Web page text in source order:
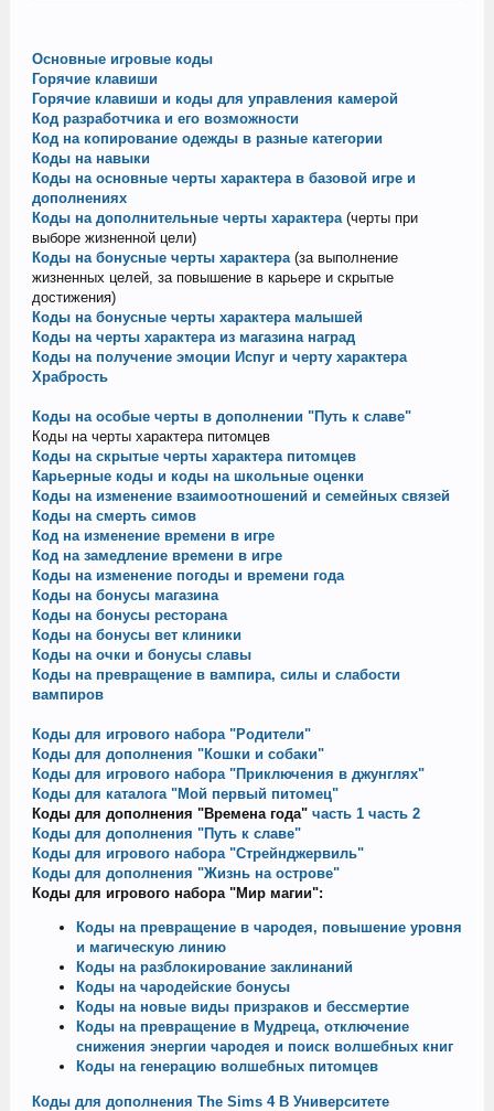
Основные игровые коды
Горячие клавиши
Горячие клавиши и коды для управления камерой
Код разработчика и его возможности
Код на копирование одежды в разные категории
Коды на навыки
Коды на основные черты характера в базовой игре и
дополнениях
Коды на дополнительные черты характера(черты при
выборе жизненной цели)
Коды на бонусные черты характера(за выполнение
жизненных целей, за повышение в карьере и скрытые
достижения)
Коды на бонусные черты характера малышей
Коды на черты характера из магазина наград
Коды на получение эмоции Испуг и черту характера
Храбрость
Коды на особые черты в дополнении "Путь к славе"
Коды на черты характера питомцев
Коды на скрытые черты характера питомцев
Карьерные коды и коды на школьные оценки
Коды на изменение взаимоотношений и семейных связей
Коды на смерть симов
Код на изменение времени в игре
Код на замедление времени в игре
Коды на изменение погоды и времени года
Коды на бонусы магазина
Коды на бонусы ресторана
Коды на бонусы вет клиники
Коды на очки и бонусы славы
Коды на превращение в вампира, силы и слабости
вампиров
Коды для игрового набора "Родители"
Коды для дополнения "Кошки и собаки"
Коды для игрового набора "Приключения в джунглях"
Коды для каталога "Мой первый питомец"
Коды для дополнения "Времена года"часть 1 часть 2
Коды для дополнения "Путь к славе"
Коды для игрового набора "Стрейнджервиль"
Коды для дополнения "Жизнь на острове"
Коды для игрового набора "Мир магии":
Коды на превращение в чародея, повышение уровня
и магическую линию
Коды на разблокирование заклинаний
Коды на чародейские бонусы
Коды на новые виды призраков и бессмертие
Коды на превращение в Мудреца, отключение
снижения энергии чародея и поиск волшебных книг
Коды на генерацию волшебных питомцев
Коды для дополнения The Sims 4 В Университете